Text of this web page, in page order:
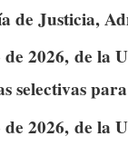
de Justicia,
de 2026, de
selectivas
de 2026, de